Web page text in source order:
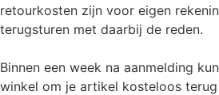
retourkosten zijn voor eigen
terugsturen met daarbij de reden.
Binnen een week na aanmelding
winkel om je artikel kosteloos